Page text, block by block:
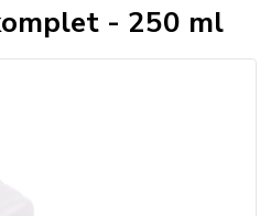
- 250 ml